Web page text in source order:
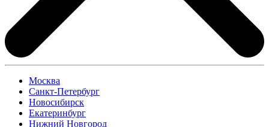
Москва
Санкт-Петербург
Новосибирск
Екатеринбург
Нижний Новгород